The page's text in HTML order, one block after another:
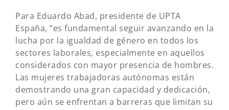
Para Eduardo Abad, presidente de UPTA
España, “es fundamental seguir avanzando en la
lucha por la igualdad de género en todos los
sectores laborales, especialmente en aquellos
considerados con mayor presencia de hombres.
Las mujeres trabajadoras autónomas están
demostrando una gran capacidad y dedicación,
pero aún se enfrentan a barreras que limitan su